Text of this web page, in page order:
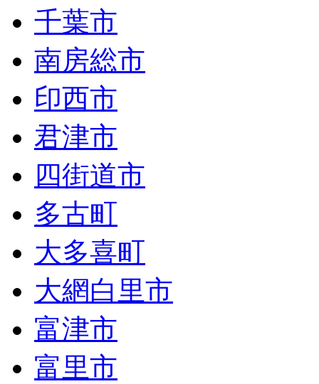
千葉市
南房総市
印西市
君津市
四街道市
多古町
大多喜町
大網白里市
富津市
富里市